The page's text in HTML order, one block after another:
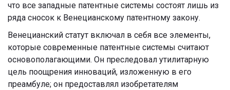
что все западные патентные системы состоят лишь из
ряда сносок к Венецианскому патентному закону.
Венецианский статут включал в себя все элементы,
которые современные патентные системы считают
основополагающими. Он преследовал утилитарную
цель поощрения инноваций, изложенную в его
преамбуле; он предоставлял изобретателям